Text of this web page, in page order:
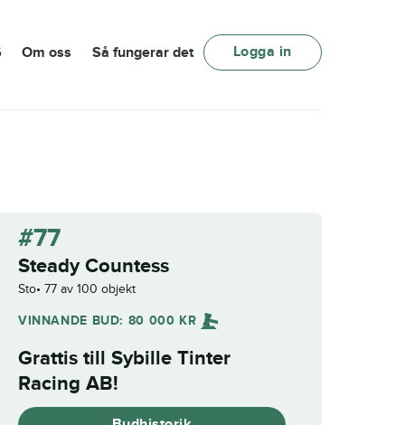
Om oss Så fungerar det Logga in
#77
Steady Countess
Sto 77 av 100 objekt
VINNANDE BUD: 80 000 KR
Grattis till Sybille Tinter
Racing AB!